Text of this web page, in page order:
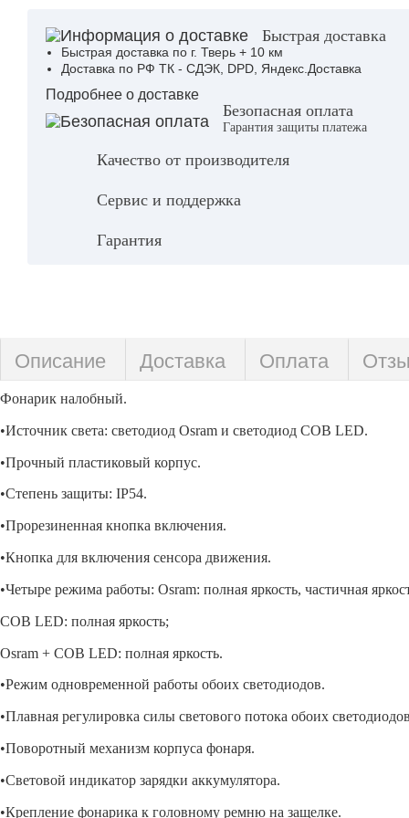
Быстрая доставка
Быстрая доставка по г. Тверь + 10 км
Доставка по РФ ТК - СДЭК, DPD, Яндекс.Доставка
Подробнее о доставке
Безопасная оплата
Гарантия защиты платежа
Качество от производителя
Сервис и поддержка
Гарантия
Описание Доставка Оплата
Фонарик налобный.
•Источник света: светодиод Osram и светодиод COB LED.
•Прочный пластиковый корпус.
•Степень защиты: IP54.
•Прорезиненная кнопка включения.
•Кнопка для включения сенсора движения.
•Четыре режима работы: Osram: полная яркость, частичная
COB LED: полная яркость;
Osram + COB LED: полная яркость.
•Режим одновременной работы обоих светодиодов.
•Плавная регулировка силы светового потока обоих
•Поворотный механизм корпуса фонаря.
•Световой индикатор зарядки аккумулятора.
•Крепление фонарика к головному ремню на защелке.